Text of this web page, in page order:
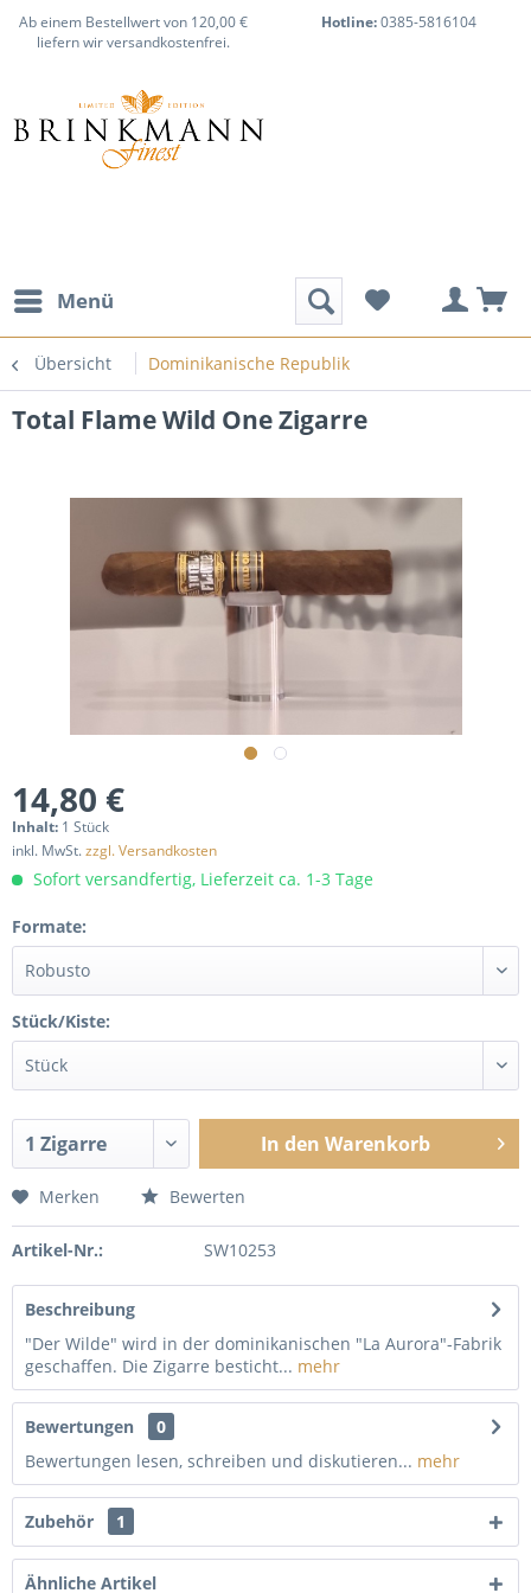
Ab einem Bestellwert von 120,00 €
liefern wir versandkostenfrei.
Hotline:0385-5816104
Menü
Übersicht Dominikanische Republik
Total Flame Wild One Zigarre
14,80 €
Inhalt: 1 Stück
inkl. MwSt.zzgl. Versandkosten
Sofort versandfertig, Lieferzeit ca. 1-3 Tage
Formate:
Stück/Kiste:
In den Warenkorb
Merken Bewerten
Artikel-Nr.: SW10253
Beschreibung
"Der Wilde" wird in der dominikanischen "La Aurora"-Fabrik
geschaffen. Die Zigarre besticht... mehr
Bewertungen
0
Bewertungen lesen, schreiben und diskutieren... mehr
Zubehör 1
Ähnliche Artikel